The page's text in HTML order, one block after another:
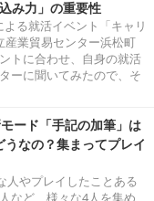
み力」の重要性
る就活イベント「キャリ
産業貿易センター浜松町
トに合わせ、自身の就活
ーに聞いてみたので、そ
ード「手記の加筆」は
なの？集まってプレイ
人やプレイしたことある
など、様々な4人を集め